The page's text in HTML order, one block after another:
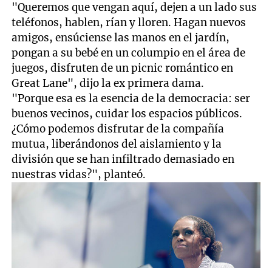
"Queremos que vengan aquí, dejen a un lado sus
teléfonos, hablen, rían y lloren. Hagan nuevos
amigos, ensúciense las manos en el jardín,
pongan a su bebé en un columpio en el área de
juegos, disfruten de un picnic romántico en
Great Lane", dijo la ex primera dama.
"Porque esa es la esencia de la democracia: ser
buenos vecinos, cuidar los espacios públicos.
¿Cómo podemos disfrutar de la compañía
mutua, liberándonos del aislamiento y la
división que se han infiltrado demasiado en
nuestras vidas?", planteó.